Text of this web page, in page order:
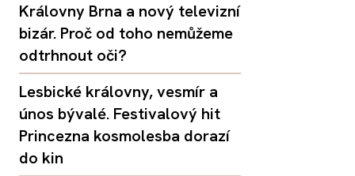
Královny Brna a nový televizní
bizár. Proč od toho nemůžeme
odtrhnout oči?
Lesbické královny, vesmír a
únos bývalé. Festivalový hit
Princezna kosmolesba dorazí
do kin